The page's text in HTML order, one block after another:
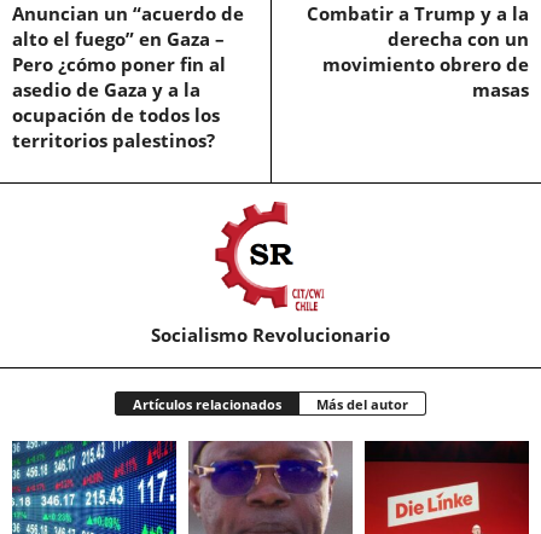
Anuncian un “acuerdo de
alto el fuego” en Gaza –
Pero ¿cómo poner fin al
asedio de Gaza y a la
ocupación de todos los
territorios palestinos?
Combatir a Trump y a la
derecha con un
movimiento obrero de
masas
Socialismo Revolucionario
Artículos relacionados Más del autor